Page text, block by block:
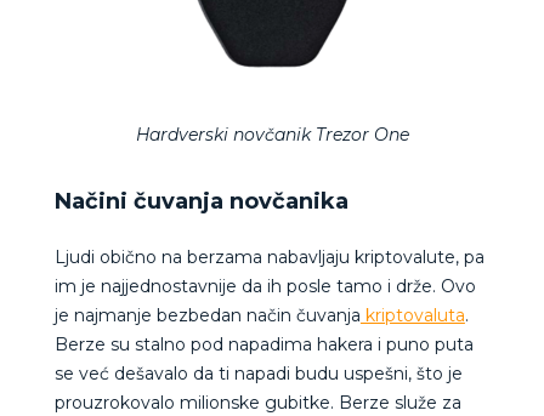
Hardverski novčanik Trezor One
Načini čuvanja novčanika
Ljudi obično na berzama nabavljaju kriptovalute, pa
im je najjednostavnije da ih posle tamo i drže. Ovo
je najmanje bezbedan način čuvanja kriptovaluta.
Berze su stalno pod napadima hakera i puno puta
se već dešavalo da ti napadi budu uspešni, što je
prouzrokovalo milionske gubitke. Berze služe za